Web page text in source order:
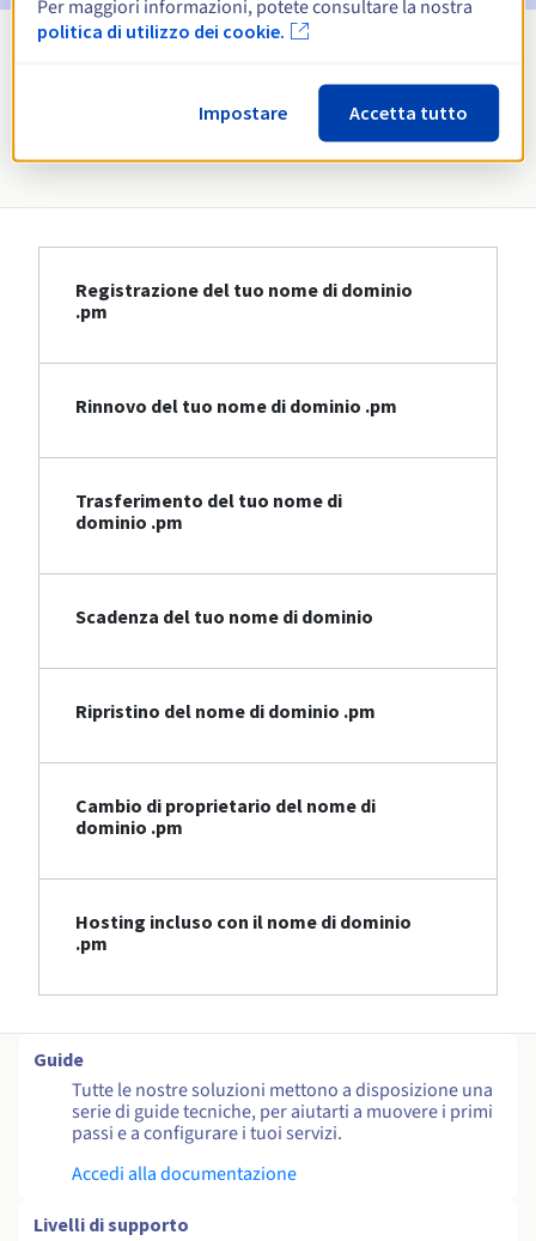
Informazioni su .pm
Registrazione del tuo nome di dominio
.pm
Rinnovo del tuo nome di dominio .pm
Trasferimento del tuo nome di
dominio .pm
Scadenza del tuo nome di dominio
Ripristino del nome di dominio .pm
Cambio di proprietario del nome di
dominio .pm
Hosting incluso con il nome di dominio
.pm
Guide
Tutte le nostre soluzioni mettono a disposizione una
serie di guide tecniche, per aiutarti a muovere i primi
passi e a configurare i tuoi servizi.
Accedi alla documentazione
Livelli di supporto
Per maggiori informazioni, potete consultare la nostra
politica di utilizzo dei cookie.
Impostare Accetta tutto